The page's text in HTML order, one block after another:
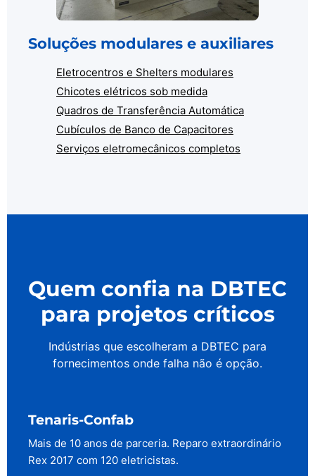
Soluções modulares e auxiliares
Eletrocentros e Shelters modulares
Chicotes elétricos sob medida
Quadros de Transferência Automática
Cubículos de Banco de Capacitores
Serviços eletromecânicos completos
Quem confia na DBTEC
para projetos críticos
Indústrias que escolheram a DBTEC para
fornecimentos onde falha não é opção.
Tenaris-Confab
Mais de 10 anos de parceria. Reparo extraordinário
Rex 2017 com 120 eletricistas.